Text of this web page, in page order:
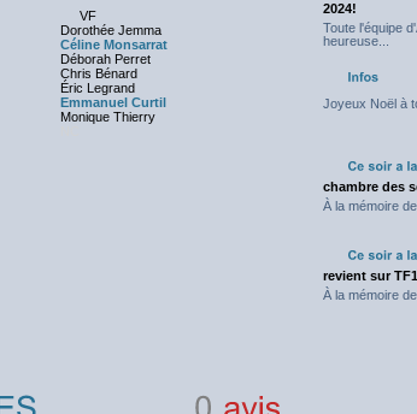
VF
Dorothée Jemma
Céline Monsarrat
Déborah Perret
Chris Bénard
Éric Legrand
Emmanuel Curtil
Monique Thierry
2024!
Toute l'équipe
heureuse...
Joyeux Noël à
chambre des
À la mémoire
revient sur TF1
À la mémoire